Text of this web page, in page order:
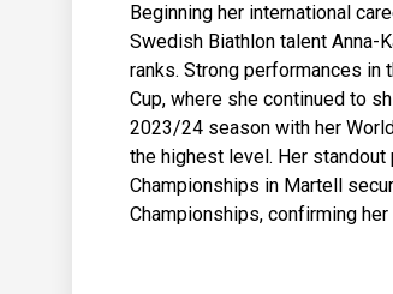
Beginning her international
Swedish Biathlon talent Anna-
ranks. Strong performances in
Cup, where she continued to
2023/24 season with her
the highest level. Her standout
Championships in Martell
Championships, confirming